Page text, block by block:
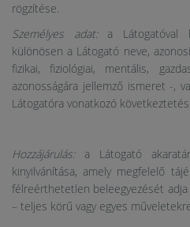
rögzítése.
Személyes adat:a Látogatóval
különösen a Látogató neve,
fizikai, fiziológiai, mentális,
azonosságára jellemző ismeret -,
Látogatóra vonatkozó következtetés.
Hozzájárulás:a Látogató
kinyilvánítása, amely megfelelő
félreérthetetlen beleegyezését
– teljes körű vagy egyes